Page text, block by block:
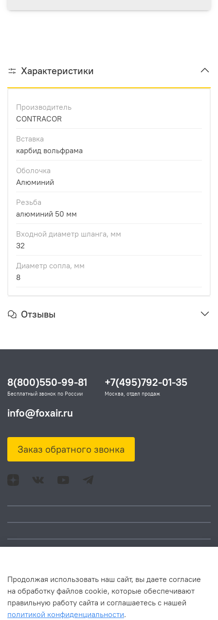
Характеристики
Производитель
CONTRACOR
Вставка
карбид вольфрама
Оболочка
Алюминий
Резьба
алюминий 50 мм
Входной диаметр шланга, мм
32
Диаметр сопла, мм
8
Отзывы
Адрес: Москва, ул.
8(800)550-99-81
Бесплатный звонок по России
+7(495)792-01-35
Москва, отдел продаж
info@foxair.ru
Заказ обратного звонка
Продолжая использовать наш сайт, вы даете согласие
на обработку файлов cookie, которые обеспечивают
правильную работу сайта и соглашаетесь с нашей
политикой конфиденциальности.